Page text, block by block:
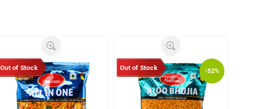
Out of Stock -52%
Out of Stock